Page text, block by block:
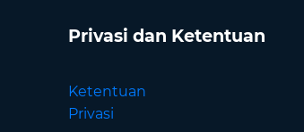
Privasi dan Ketentuan
Ketentuan
Privasi